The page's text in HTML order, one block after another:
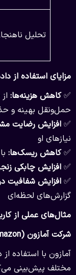
تحلیل
مزایای استفاده از
✅کاهش هزینه‌ها:
حمل‌ونقل بهینه و
✅ افزایش رضایت
نیازهای او
✅کاهش ریسک‌ها:
✅ افزایش چابکی
✅ افزایش شفافیت در
گزارش‌های لحظه‌ای
مثال‌های عملی از
شرکت آمازون (Amazon)
آمازون با استفاده
مختلف پیش‌بینی